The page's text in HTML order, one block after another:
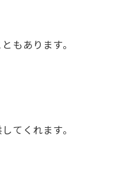
もあります。
てくれます。